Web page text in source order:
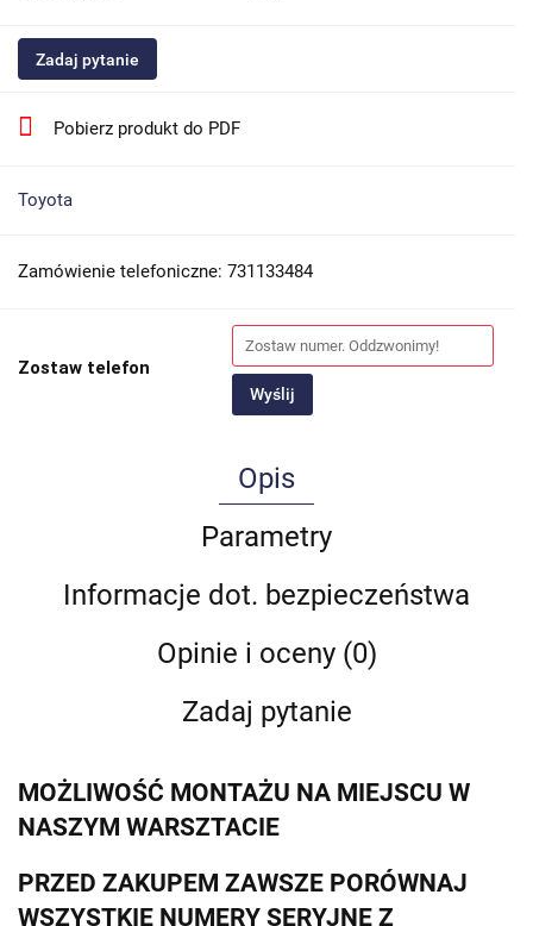
Zadaj pytanie
Pobierz produkt do PDF
Toyota
Zamówienie telefoniczne: 731133484
Zostaw telefon
Wyślij
Opis
Parametry
Informacje dot. bezpieczeństwa
Opinie i oceny (0)
Zadaj pytanie
MOŻLIWOŚĆ MONTAŻU NA MIEJSCU W
NASZYM WARSZTACIE
PRZED ZAKUPEM ZAWSZE PORÓWNAJ
WSZYSTKIE NUMERY SERYJNE Z